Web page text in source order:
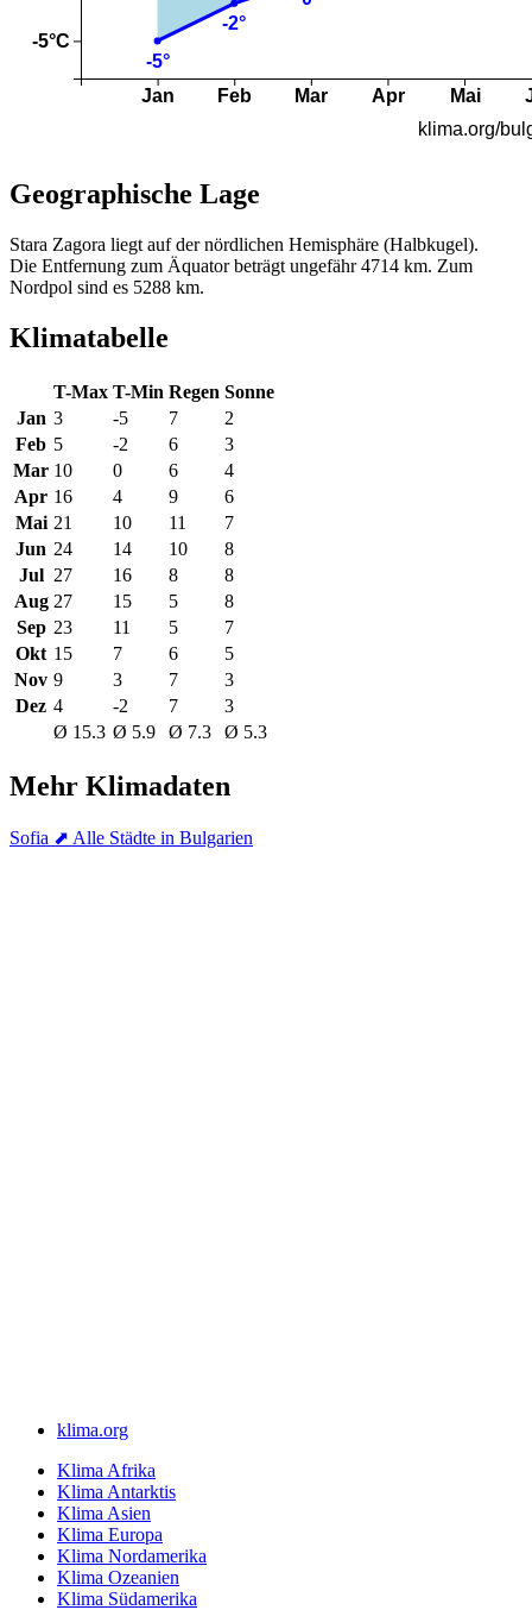
Geographische Lage
Stara Zagora liegt auf der nördlichen Hemisphäre (Halbkugel).
Die Entfernung zum Äquator beträgt ungefähr 4714 km. Zum
Nordpol sind es 5288 km.
Klimatabelle
T-Max T-Min Regen Sonne
Jan 3 -5 7
2
Feb 5 -2 6
3
Mar 10 0 6
4
Apr 16 4 9
6
Mai 21 10 11
7
Jun 24 14 10
8
Jul 27 16 8
8
Aug 27 15 5
8
Sep 23 11 5
7
Okt 15 7 6
5
Nov 9 3 7
3
Dez 4 -2 7
3
Ø 15.3 Ø 5.9 Ø 7.3 Ø 5.3
Mehr Klimadaten
Sofia ⬈ Alle Städte in Bulgarien
klima.org
Klima Afrika
Klima Antarktis
Klima Asien
Klima Europa
Klima Nordamerika
Klima Ozeanien
Klima Südamerika